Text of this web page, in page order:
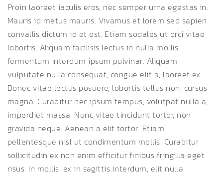
Proin laoreet iaculis eros, nec semper urna egestas in.
Mauris id metus mauris. Vivamus et lorem sed sapien
convallis dictum id et est. Etiam sodales ut orci vitae
lobortis. Aliquam facilisis lectus in nulla mollis,
fermentum interdum ipsum pulvinar. Aliquam
vulputate nulla consequat, congue elit a, laoreet ex.
Donec vitae lectus posuere, lobortis tellus non, cursus
magna. Curabitur nec ipsum tempus, volutpat nulla a,
imperdiet massa. Nunc vitae tincidunt tortor, non
gravida neque. Aenean a elit tortor. Etiam
pellentesque nisl ut condimentum mollis. Curabitur
sollicitudin ex non enim efficitur finibus fringilla eget
risus. In mollis, ex in sagittis interdum, elit nulla